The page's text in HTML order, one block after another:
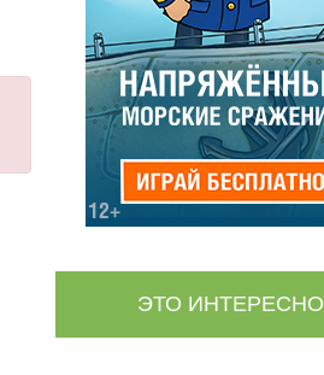
ЭТО ИНТЕРЕСНО